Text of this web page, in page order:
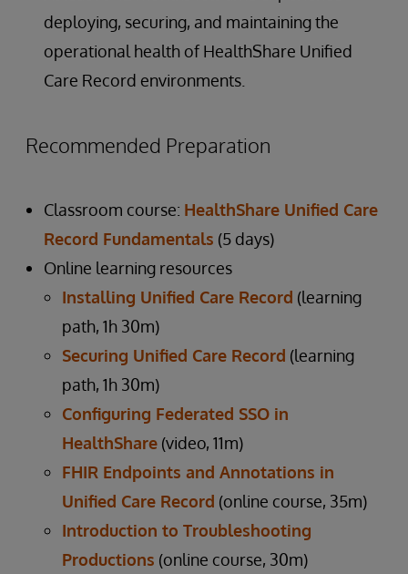
deploying, securing, and maintaining the
operational health of HealthShare Unified
Care Record environments.
Recommended Preparation
Classroom course: HealthShare Unified Care
Record Fundamentals (5 days)
Online learning resources
Installing Unified Care Record (learning
path, 1h 30m)
Securing Unified Care Record (learning
path, 1h 30m)
Configuring Federated SSO in
HealthShare (video, 11m)
FHIR Endpoints and Annotations in
Unified Care Record (online course, 35m)
Introduction to Troubleshooting
Productions (online course, 30m)